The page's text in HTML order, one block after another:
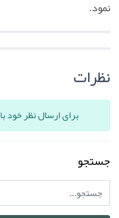
نمود.
نظرات
برای ارسال نظر خود
جستجو